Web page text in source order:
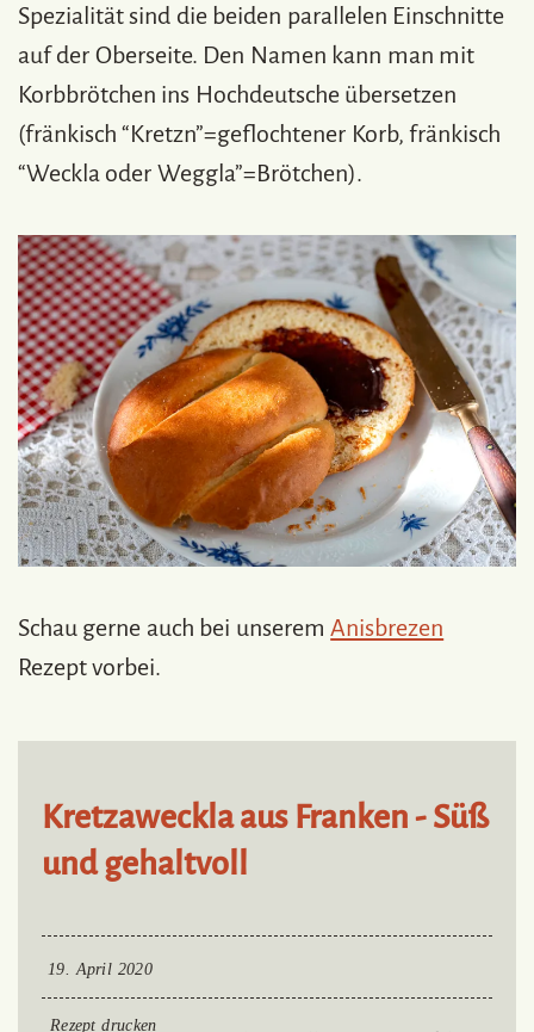
Spezialität sind die beiden parallelen Einschnitte
auf der Oberseite. Den Namen kann man mit
Korbbrötchen ins Hochdeutsche übersetzen
(fränkisch “Kretzn”=geflochtener Korb, fränkisch
“Weckla oder Weggla”=Brötchen).
Schau gerne auch bei unseremAnisbrezen
Rezept vorbei.
Kretzaweckla aus Franken - Süß
und gehaltvoll
19. April 2020
Rezept drucken